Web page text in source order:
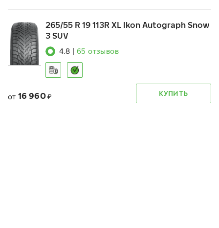
265/55 R 19 113R XL Ikon Autograph Snow
3 SUV
4.8 65 отзывов
от 16 960 ₽ КУПИТЬ